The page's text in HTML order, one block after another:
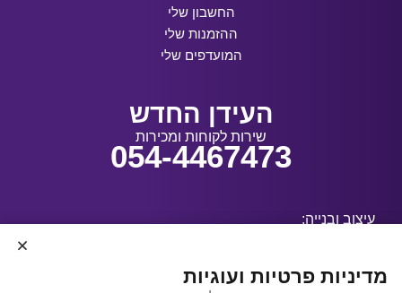
החשבון שלי
ההזמנות שלי
המועדפים שלי
העידן החדש
שירות לקוחות ומכירות
054-4467473
עיצוב ובנייה:
מדיניות פרטיות ועוגיות